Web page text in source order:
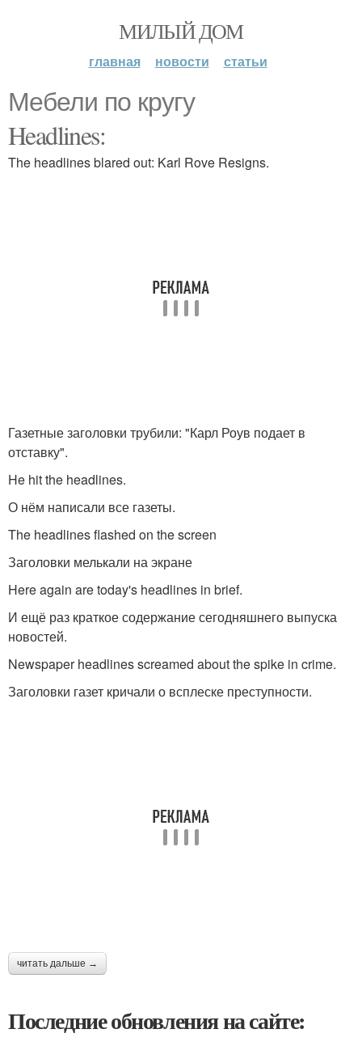
МИЛЫЙ ДОМ
главная новости статьи
Мебели по кругу
Headlines:
The headlines blared out: Karl Rove Resigns.
Газетные заголовки трубили: "Карл Роув подает в
отставку".
He hit the headlines.
О нём написали все газеты.
The headlines flashed on the screen
Заголовки мелькали на экране
Here again are today's headlines in brief.
И ещё раз краткое содержание сегодняшнего выпуска
новостей.
Newspaper headlines screamed about the spike in crime.
Заголовки газет кричали о всплеске преступности.
читать дальше →
Последние обновления на сайте: